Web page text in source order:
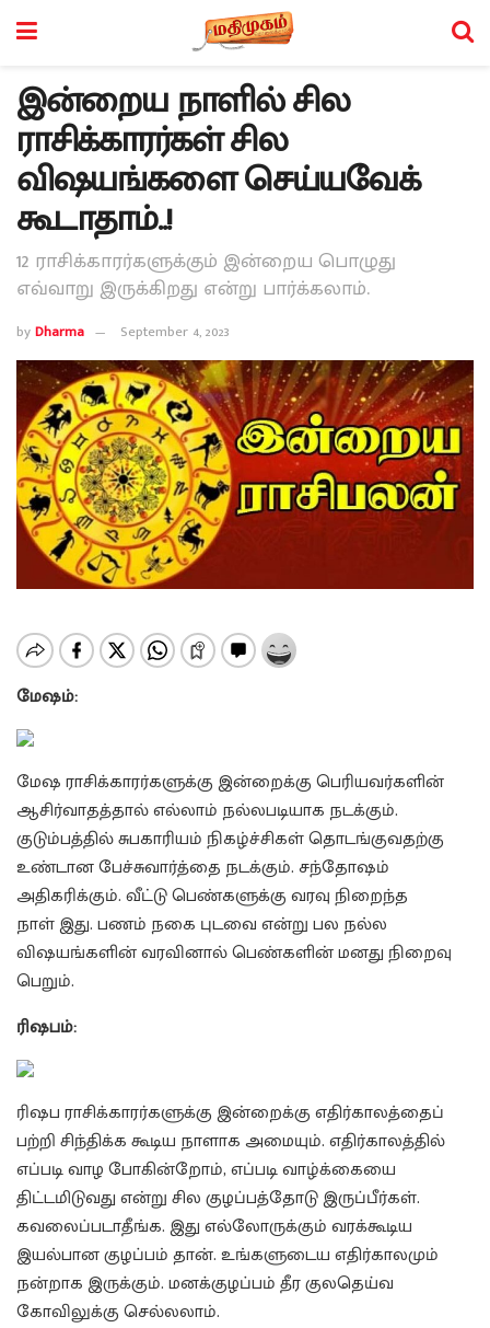
இன்றைய நாளில் சில
ராசிக்காரர்கள் சில
விஷயங்களை செய்யவேக்
கூடாதாம்..!
12 ராசிக்காரர்களுக்கும் இன்றைய பொழுது
எவ்வாறு இருக்கிறது என்று பார்க்கலாம்.
byDharma September 4, 2023
மேஷம்:
மேஷ ராசிக்காரர்களுக்கு இன்றைக்கு பெரியவர்களின்
ஆசிர்வாதத்தால் எல்லாம் நல்லபடியாக நடக்கும்.
குடும்பத்தில் சுபகாரியம் நிகழ்ச்சிகள் தொடங்குவதற்கு
உண்டான பேச்சுவார்த்தை நடக்கும். சந்தோஷம்
அதிகரிக்கும். வீட்டு பெண்களுக்கு வரவு நிறைந்த
நாள் இது. பணம் நகை புடவை என்று பல நல்ல
விஷயங்களின் வரவினால் பெண்களின் மனது நிறைவு
பெறும்.
ரிஷபம்:
ரிஷப ராசிக்காரர்களுக்கு இன்றைக்கு எதிர்காலத்தைப்
பற்றி சிந்திக்க கூடிய நாளாக அமையும். எதிர்காலத்தில்
எப்படி வாழ போகின்றோம், எப்படி வாழ்க்கையை
திட்டமிடுவது என்று சில குழப்பத்தோடு இருப்பீர்கள்.
கவலைப்படாதீங்க. இது எல்லோருக்கும் வரக்கூடிய
இயல்பான குழப்பம் தான். உங்களுடைய எதிர்காலமும்
நன்றாக இருக்கும். மனக்குழப்பம் தீர குலதெய்வ
கோவிலுக்கு செல்லலாம்.